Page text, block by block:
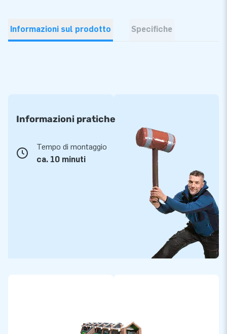
Informazioni sul prodotto Specifiche
Informazioni pratiche
Tempo di montaggio
ca. 10 minuti